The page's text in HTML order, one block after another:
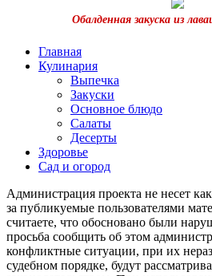
Обалденная закуска из
Главная
Кулинария
Выпечка
Закуски
Основное блюдо
Салаты
Десерты
Здоровье
Сад и огород
Администрация проекта не несет
за публикуемые пользователями
считаете, что обосновано были
просьба сообщить об этом
конфликтные ситуации, при их
судебном порядке, будут